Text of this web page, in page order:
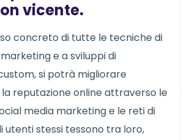
vicente.
concreto di tutte le tecniche di
e a sviluppi di
si potrà migliorare
la reputazione online attraverso le
media marketing e le reti di
utenti stessi tessono tra loro,